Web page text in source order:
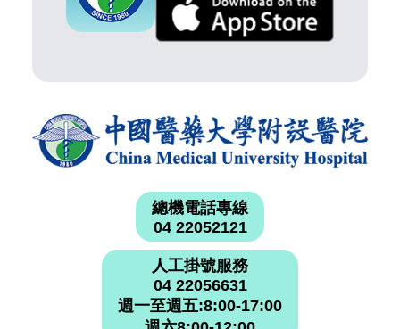
總機電話專線
04 22052121
人工掛號服務
04 22056631
週一至週五:8:00-17:00